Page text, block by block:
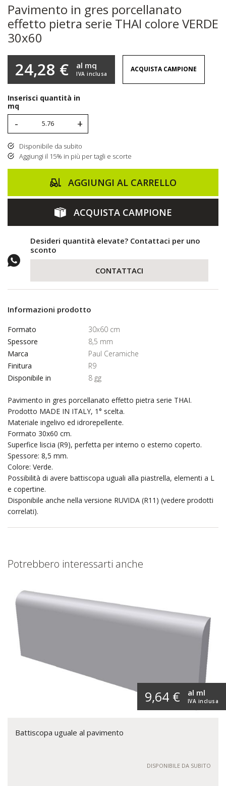
Pavimento in gres porcellanato
effetto pietra serie THAI colore VERDE
30x60
24,28 € IVA inclusa
al mq ACQUISTA CAMPIONE
Inserisci quantità in
mq
- +
Disponibile da subito
Aggiungi il 15% in più per tagli e scorte
AGGIUNGI AL CARRELLO
ACQUISTA CAMPIONE
Desideri quantità elevate? Contattaci per uno
sconto
CONTATTACI
Informazioni prodotto
Formato
30x60 cm
Spessore
8,5 mm
Marca
Paul Ceramiche
Finitura
R9
Disponibile in
8 gg
Pavimento in gres porcellanato effetto pietra serie THAI.
Prodotto MADE IN ITALY, 1° scelta.
Materiale ingelivo ed idrorepellente.
Formato 30x60 cm.
Superfice liscia (R9), perfetta per interno o esterno coperto.
Spessore: 8,5 mm.
Colore: Verde.
Possibilità di avere battiscopa uguali alla piastrella, elementi a L
e copertine.
Disponibile anche nella versione RUVIDA (R11) (vedere prodotti
correlati).
Potrebbero interessarti anche
9,64 € IVA inclusa
al ml
Battiscopa uguale al pavimento
DISPONIBILE DA SUBITO